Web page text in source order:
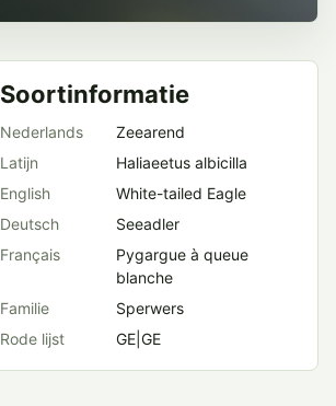
Soortinformatie
Nederlands
Zeearend
Latijn
Haliaeetus albicilla
English
White-tailed Eagle
Deutsch
Seeadler
Français
Pygargue à queue
blanche
Familie
Sperwers
Rode lijst
GE|GE